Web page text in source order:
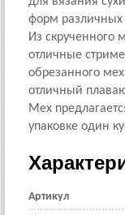
форм различных
Из скрученного
отличные
обрезанного
отличный
Мех
упаковке один
Артикул